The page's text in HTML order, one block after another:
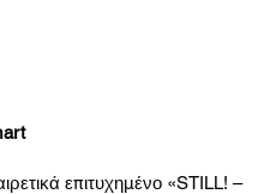
επιτυχημένο «STILL! –